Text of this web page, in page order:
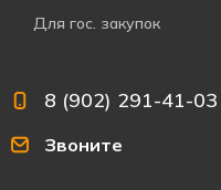
Для гос. закупок
8 (902) 291-41-03
Звоните